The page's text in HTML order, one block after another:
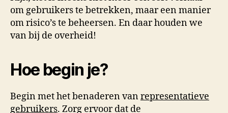
om gebruikers te betrekken, maar een manier
om risico’s te beheersen. En daar houden we
van bij de overheid!
Hoe begin je?
Begin met het benaderen vanrepresentatieve
gebruikers. Zorg ervoor dat de